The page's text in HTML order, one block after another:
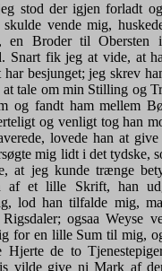
stod der igjen forladt
vende mig,
en Broder til Obersten
Snart fik jeg at vide, at
har besjunget; jeg skrev
tale om min Stilling og
og fandt ham mellem
og venligt tog han
lovede han at
mig lidt i det tydske,
at jeg kunde trænge
af et lille Skrift, han
lod han tilfalde mig,
Rigsdaler; ogsaa Weyse
for en lille Sum til mig,
Hjerte de to
vilde give ni Mark af